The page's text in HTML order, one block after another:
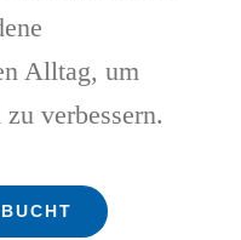
­Alltag, um
verbessern.